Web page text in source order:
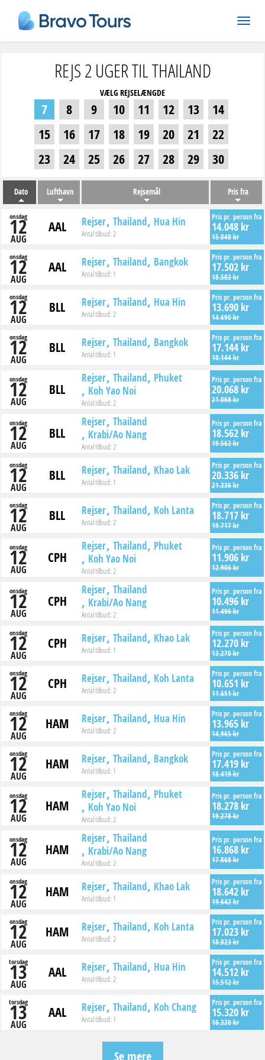
REJS 2 UGER TIL THAILAND
VÆLG REJSELÆNGDE
7 8 9 10 11 12 13
14
15
16 17 18 19 20 21
22
23
24 25 26 27 28 29 30
Dato Lufthavn Rejsemål Pris fra
onsdag
12
AUG
AAL Rejser Thailand Hua Hin
Antal tilbud:2
Pris pr. person fra
14.048 kr
15.048 kr
onsdag
12
AUG
AAL Rejser Thailand Bangkok
Antal tilbud: 1
Pris pr. person fra
17.502 kr
18.502 kr
onsdag
12
AUG
BLL Rejser Thailand Hua Hin
Antal tilbud:2
Pris pr. person fra
13.690 kr
14.690 kr
onsdag
12
AUG
BLL Rejser Thailand Bangkok
Antal tilbud: 1
Pris pr. person fra
17.144 kr
18.144 kr
onsdag
12
AUG
BLL
Rejser Thailand Phuket
Koh Yao Noi
Antal tilbud:2
Pris pr. person fra
20.068 kr
21.068 kr
onsdag
12
AUG
BLL
Rejser Thailand
Krabi/Ao Nang
Antal tilbud:2
Pris pr. person fra
18.562 kr
19.562 kr
onsdag
12
AUG
BLL Rejser Thailand Khao Lak
Antal tilbud: 1
Pris pr. person fra
20.336 kr
21.336 kr
onsdag
12
AUG
BLL Rejser Thailand Koh Lanta
Antal tilbud:2
Pris pr. person fra
18.717 kr
19.717 kr
onsdag
12
AUG
CPH
Rejser Thailand Phuket
Koh Yao Noi
Antal tilbud:2
Pris pr. person fra
11.906 kr
12.906 kr
onsdag
12
AUG
CPH
Rejser Thailand
Krabi/Ao Nang
Antal tilbud:2
Pris pr. person fra
10.496 kr
11.496 kr
onsdag
12
AUG
CPH Rejser Thailand Khao Lak
Antal tilbud: 1
Pris pr. person fra
12.270 kr
13.270 kr
onsdag
12
AUG
CPH Rejser Thailand Koh Lanta
Antal tilbud:2
Pris pr. person fra
10.651 kr
11.651 kr
onsdag
12
AUG
HAM Rejser Thailand Hua Hin
Antal tilbud:2
Pris pr. person fra
13.965 kr
14.965 kr
onsdag
12
AUG
HAM Rejser Thailand Bangkok
Antal tilbud: 1
Pris pr. person fra
17.419 kr
18.419 kr
onsdag
12
AUG
HAM
Rejser Thailand Phuket
Koh Yao Noi
Antal tilbud:2
Pris pr. person fra
18.278 kr
19.278 kr
onsdag
12
AUG
HAM
Rejser Thailand
Krabi/Ao Nang
Antal tilbud:2
Pris pr. person fra
16.868 kr
17.868 kr
onsdag
12
AUG
HAM Rejser Thailand Khao Lak
Antal tilbud: 1
Pris pr. person fra
18.642 kr
19.642 kr
onsdag
12
AUG
HAM Rejser Thailand Koh Lanta
Antal tilbud:2
Pris pr. person fra
17.023 kr
18.023 kr
torsdag
13
AUG
AAL Rejser Thailand Hua Hin
Antal tilbud:2
Pris pr. person fra
14.512 kr
15.512 kr
torsdag
13
AUG
AAL Rejser Thailand Koh Chang
Antal tilbud: 1
Pris pr. person fra
15.320 kr
16.320 kr
Se mere